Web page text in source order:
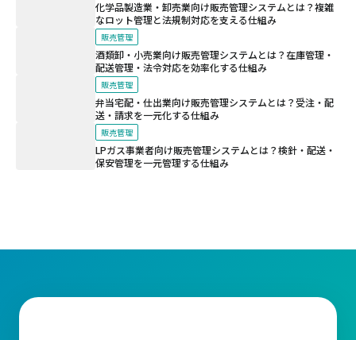
化学品製造業・卸売業向け販売管理システムとは？複雑
なロット管理と法規制対応を支える仕組み
販売管理
酒類卸・小売業向け販売管理システムとは？在庫管理・
配送管理・法令対応を効率化する仕組み
販売管理
弁当宅配・仕出業向け販売管理システムとは？受注・配
送・請求を一元化する仕組み
販売管理
LPガス事業者向け販売管理システムとは？検針・配送・
保安管理を一元管理する仕組み